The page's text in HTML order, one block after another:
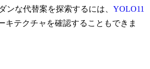
ンな代替案を探索するには、 YOLO11
キテクチャを確認することもできま